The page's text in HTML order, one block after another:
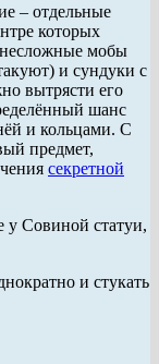
– отдельные
которых
несложные мобы
и сундуки с
вытрясти его
шанс
и кольцами. С
предмет,
секретной
у Совиной статуи,
и стукать